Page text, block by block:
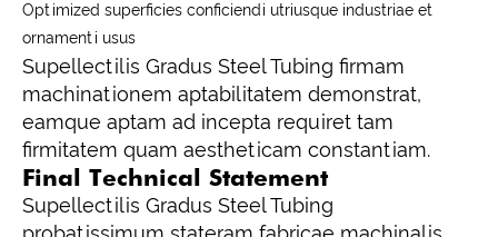
Optimized superficies conficiendi utriusque industriae et
ornamenti usus
Supellectilis Gradus Steel Tubing firmam
machinationem aptabilitatem demonstrat,
eamque aptam ad incepta requiret tam
firmitatem quam aestheticam constantiam.
Final Technical Statement
Supellectilis Gradus Steel Tubing